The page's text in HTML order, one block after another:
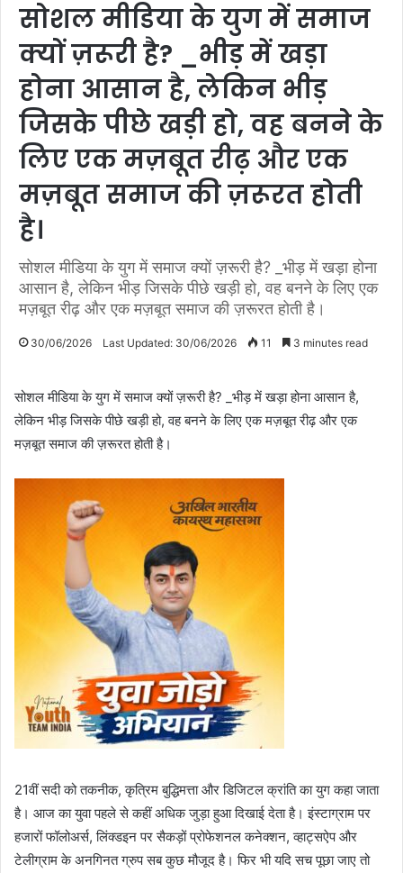
सोशल मीडिया के युग में समाज
क्यों ज़रूरी है? _भीड़ में खड़ा
होना आसान है, लेकिन भीड़
जिसके पीछे खड़ी हो, वह बनने के
लिए एक मज़बूत रीढ़ और एक
मज़बूत समाज की ज़रूरत होती
है।
सोशल मीडिया के युग में समाज क्यों ज़रूरी है? _भीड़ में खड़ा होना
आसान है, लेकिन भीड़ जिसके पीछे खड़ी हो, वह बनने के लिए एक
मज़बूत रीढ़ और एक मज़बूत समाज की ज़रूरत होती है।
30/06/2026 Last Updated: 30/06/2026 11 3 minutes read
सोशल मीडिया के युग में समाज क्यों ज़रूरी है? _भीड़ में खड़ा होना आसान है,
लेकिन भीड़ जिसके पीछे खड़ी हो, वह बनने के लिए एक मज़बूत रीढ़ और एक
मज़बूत समाज की ज़रूरत होती है।
21वीं सदी को तकनीक, कृत्रिम बुद्धिमत्ता और डिजिटल क्रांति का युग कहा जाता
है। आज का युवा पहले से कहीं अधिक जुड़ा हुआ दिखाई देता है। इंस्टाग्राम पर
हजारों फॉलोअर्स, लिंक्डइन पर सैकड़ों प्रोफेशनल कनेक्शन, व्हाट्सऐप और
टेलीग्राम के अनगिनत ग्रुप सब कुछ मौजूद है। फिर भी यदि सच पूछा जाए तो